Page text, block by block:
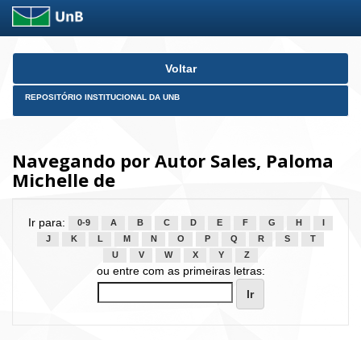
Skip
Voltar
REPOSITÓRIO INSTITUCIONAL DA UNB
Navegando por Autor Sales, Paloma
Michelle de
Ir para: 0-9 A B C D E F G H
J
K L M N O P Q R S
T
U
V W X Y Z
ou entre com as primeiras letras: